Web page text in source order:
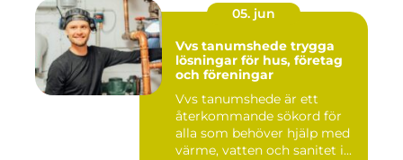
05. jun
Vvs tanumshede trygga
lösningar för hus, företag
och föreningar
Vvs tanumshede är ett
återkommande sökord för
alla som behöver hjälp med
värme, vatten och sanitet i...